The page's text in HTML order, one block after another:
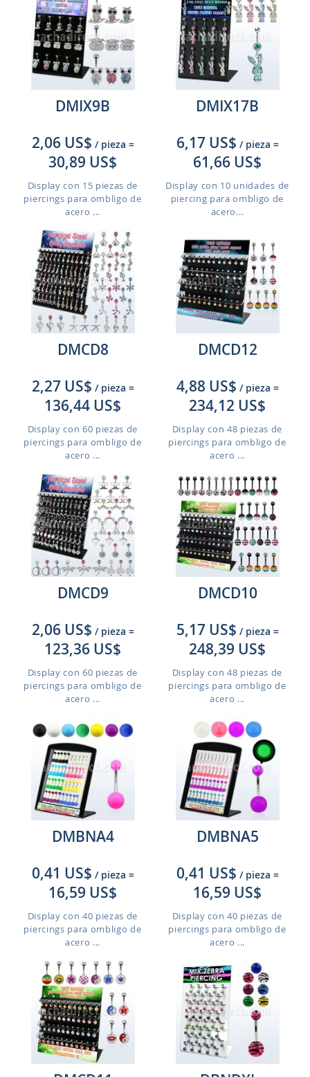
DMIX9B
2,06 US$ / pieza =
30,89 US$
Display con 15 piezas de
piercings para ombligo de
acero ...
DMIX17B
6,17 US$ / pieza =
61,66 US$
Display con 10 unidades de
piercing para ombligo de
acero...
DMCD8
2,27 US$ / pieza =
136,44 US$
Display con 60 piezas de
piercings para ombligo de
acero ...
DMCD12
4,88 US$ / pieza =
234,12 US$
Display con 48 piezas de
piercings para ombligo de
acero ...
DMCD9
2,06 US$ / pieza =
123,36 US$
Display con 60 piezas de
piercings para ombligo de
acero ...
DMCD10
5,17 US$ / pieza =
248,39 US$
Display con 48 piezas de
piercings para ombligo de
acero ...
DMBNA4
0,41 US$ / pieza =
16,59 US$
Display con 40 piezas de
piercings para ombligo de
acero ...
DMBNA5
0,41 US$ / pieza =
16,59 US$
Display con 40 piezas de
piercings para ombligo de
acero ...